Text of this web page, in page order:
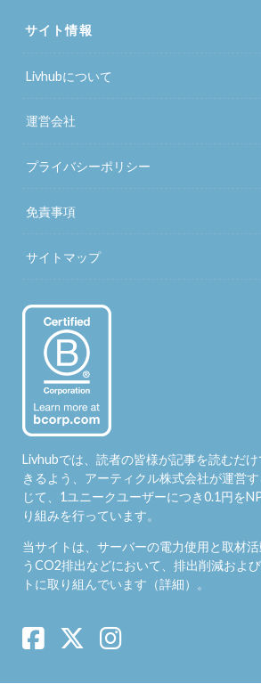
サイト情報
Livhubについて
運営会社
プライバシーポリシー
免責事項
サイトマップ
Livhubでは、読者の皆様が記事を読むだ
きるよう、アーティクル株式会社が運営
じて、1ユニークユーザーにつき0.1円を
り組みを行っています。
当サイトは、サーバーの電力使用と取材
うCO2排出などにおいて、排出削減およ
トに取り組んでいます（詳細）。